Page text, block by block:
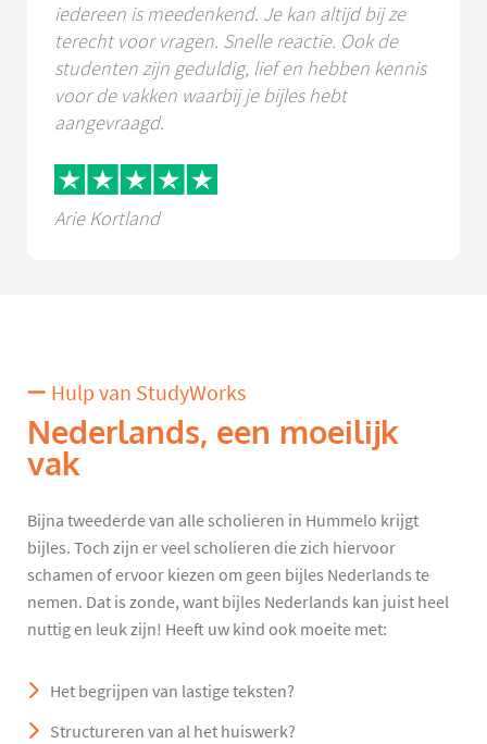
iedereen is meedenkend. Je kan altijd bij ze
terecht voor vragen. Snelle reactie. Ook de
studenten zijn geduldig, lief en hebben kennis
voor de vakken waarbij je bijles hebt
aangevraagd.
Arie Kortland
Hulp van StudyWorks
Nederlands, een moeilijk
vak
Bijna tweederde van alle scholieren in Hummelo krijgt
bijles. Toch zijn er veel scholieren die zich hiervoor
schamen of ervoor kiezen om geen bijles Nederlands te
nemen. Dat is zonde, want bijles Nederlands kan juist heel
nuttig en leuk zijn! Heeft uw kind ook moeite met:
Het begrijpen van lastige teksten?
Structureren van al het huiswerk?